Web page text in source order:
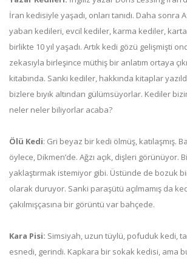
İran kedisiyle yaşadı, onları tanıdı. Daha sonra
yaban kedileri, evcil kediler, karma kediler,
birlikte 10 yıl yaşadı. Artık kedi gözü gelişmişti
zekasıyla birleşince müthiş bir anlatım ortaya
kitabında. Sanki kediler, hakkında kitaplar
bizlere bıyık altından gülümsüyorlar. Kediler
neler neler biliyorlar acaba?
Ölü Kedi: Gri beyaz bir kedi ölmüş, katılaşmış.
öylece, Dikmen’de. Ağzı açık, dişleri görünüyor.
yaklaştırmak istemiyor gibi. Üstünde de bozuk
olarak duruyor. Sanki paraşütü açılmamış da
çakılmışçasına bir görüntü var bahçede.
Kara Pisi: Simsiyah, uzun tüylü, pofuduk kedi,
esnedi, gerindi. Kapkara bir sokak kedisi, ama